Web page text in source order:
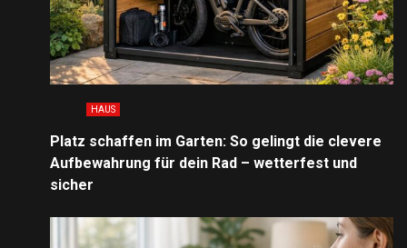
HAUS
Platz schaffen im Garten: So gelingt die clevere
Aufbewahrung für dein Rad – wetterfest und
sicher